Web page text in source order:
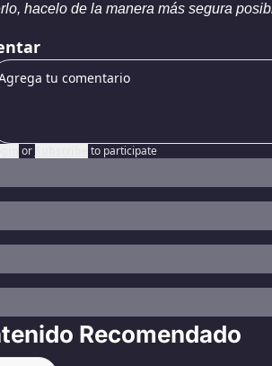
hacelo de la manera más segura
or to participate
Recomendado